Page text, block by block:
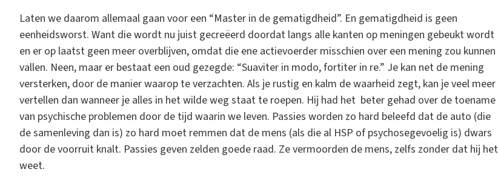
Laten we daarom allemaal gaan voor een “Master in de gematigdheid”. En gematigdheid is geen
eenheidsworst. Want die wordt nu juist gecreëerd doordat langs alle kanten op meningen gebeukt wordt
en er op laatst geen meer overblijven, omdat die ene actievoerder misschien over een mening zou kunnen
vallen. Neen, maar er bestaat een oud gezegde: “Suaviter in modo, fortiter in re.” Je kan net de mening
versterken, door de manier waarop te verzachten. Als je rustig en kalm de waarheid zegt, kan je veel meer
vertellen dan wanneer je alles in het wilde weg staat te roepen. Hij had het beter gehad over de toename
van psychische problemen door de tijd waarin we leven. Passies worden zo hard beleefd dat de auto (die
de samenleving dan is) zo hard moet remmen dat de mens (als die al HSP of psychosegevoelig is) dwars
door de voorruit knalt. Passies geven zelden goede raad. Ze vermoorden de mens, zelfs zonder dat hij het
weet.